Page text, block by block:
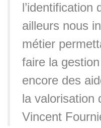
l’identification
ailleurs nous
métier
faire la
encore des
la valorisation
Vincent